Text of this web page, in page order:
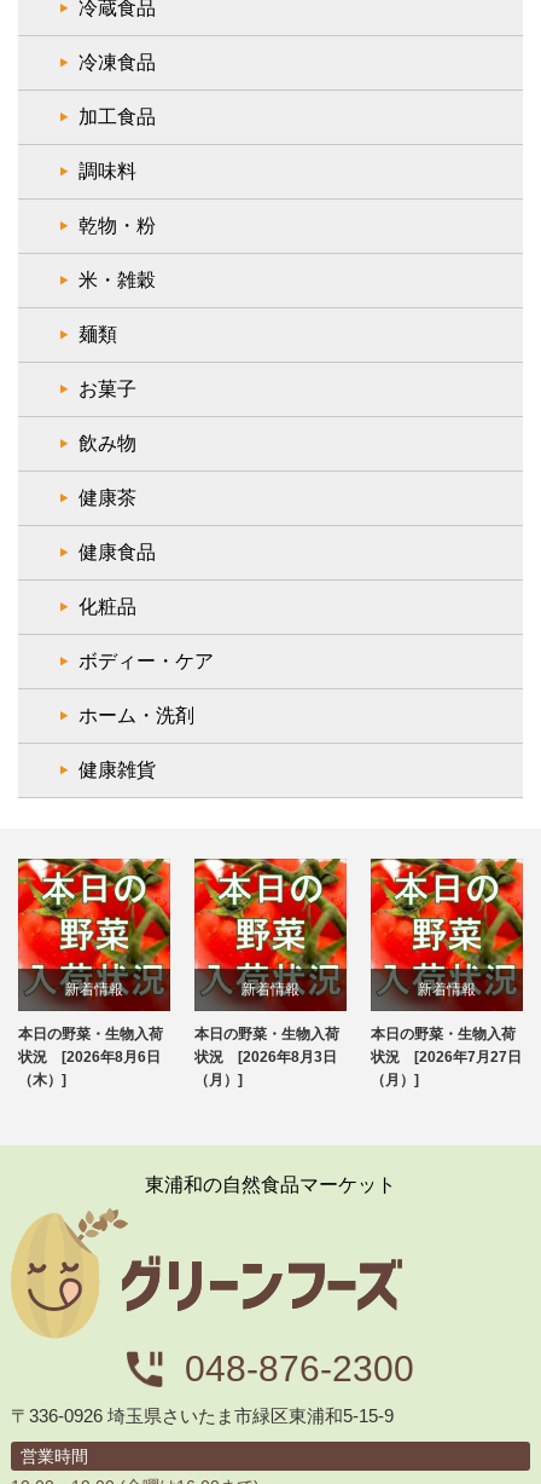
冷蔵食品
冷凍食品
加工食品
調味料
乾物・粉
米・雑穀
麺類
お菓子
飲み物
健康茶
健康食品
化粧品
ボディー・ケア
ホーム・洗剤
健康雑貨
新着情報
ブログ
本日の野菜・生物入荷
状況 [2026年8月6日
（木）]
新着情報
ブログ
本日の野菜・生物入荷
状況 [2026年8月3日
（月）]
新着情報
ブログ
本日の野菜・生物入荷
状況 [2026年7月27日
（月）]
東浦和の自然食品マーケット
048-876-2300
〒336-0926 埼玉県さいたま市緑区東浦和5-15-9
営業時間